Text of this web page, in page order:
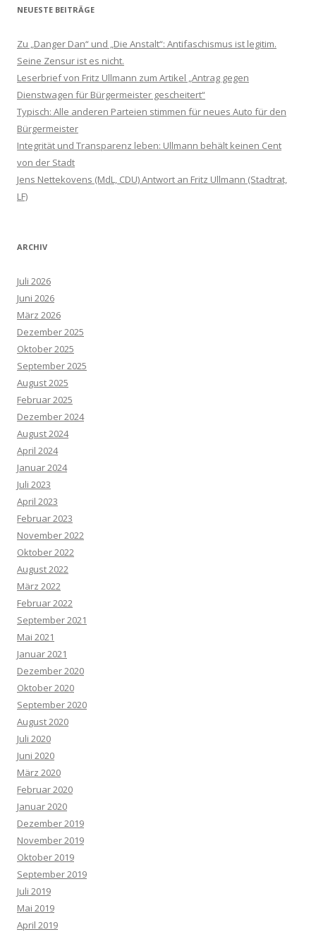
NEUESTE BEITRÄGE
Zu „Danger Dan“ und „Die Anstalt“: Antifaschismus ist legitim.
Seine Zensur ist es nicht.
Leserbrief von Fritz Ullmann zum Artikel „Antrag gegen
Dienstwagen für Bürgermeister gescheitert“
Typisch: Alle anderen Parteien stimmen für neues Auto für den
Bürgermeister
Integrität und Transparenz leben: Ullmann behält keinen Cent
von der Stadt
Jens Nettekovens (MdL, CDU) Antwort an Fritz Ullmann (Stadtrat,
LF)
ARCHIV
Juli 2026
Juni 2026
März 2026
Dezember 2025
Oktober 2025
September 2025
August 2025
Februar 2025
Dezember 2024
August 2024
April 2024
Januar 2024
Juli 2023
April 2023
Februar 2023
November 2022
Oktober 2022
August 2022
März 2022
Februar 2022
September 2021
Mai 2021
Januar 2021
Dezember 2020
Oktober 2020
September 2020
August 2020
Juli 2020
Juni 2020
März 2020
Februar 2020
Januar 2020
Dezember 2019
November 2019
Oktober 2019
September 2019
Juli 2019
Mai 2019
April 2019